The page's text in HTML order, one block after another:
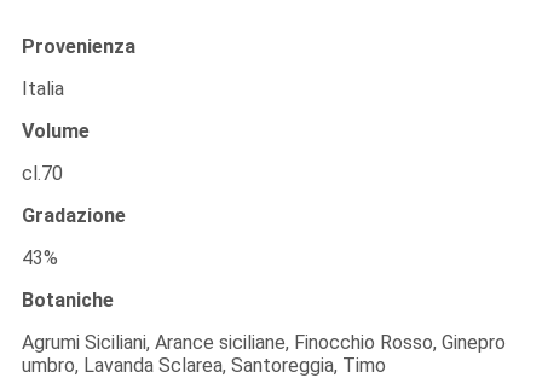
Provenienza
Italia
Volume
cl.70
Gradazione
43%
Botaniche
Agrumi Siciliani, Arance siciliane, Finocchio Rosso, Ginepro
umbro, Lavanda Sclarea, Santoreggia, Timo